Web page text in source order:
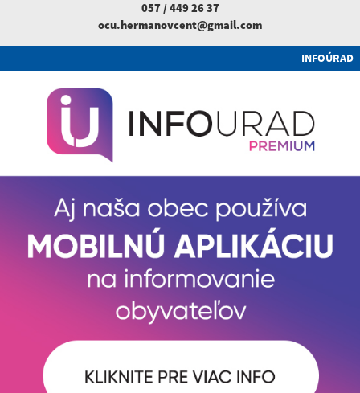
057 / 449 26 37
ocu.hermanovcent@gmail.com
INFOÚRAD